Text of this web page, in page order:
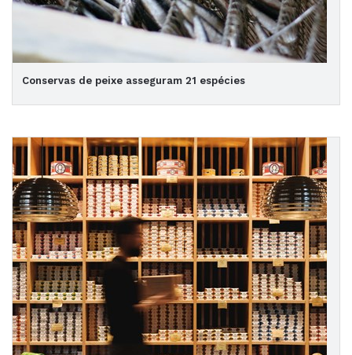
Conservas de peixe asseguram 21 espécies